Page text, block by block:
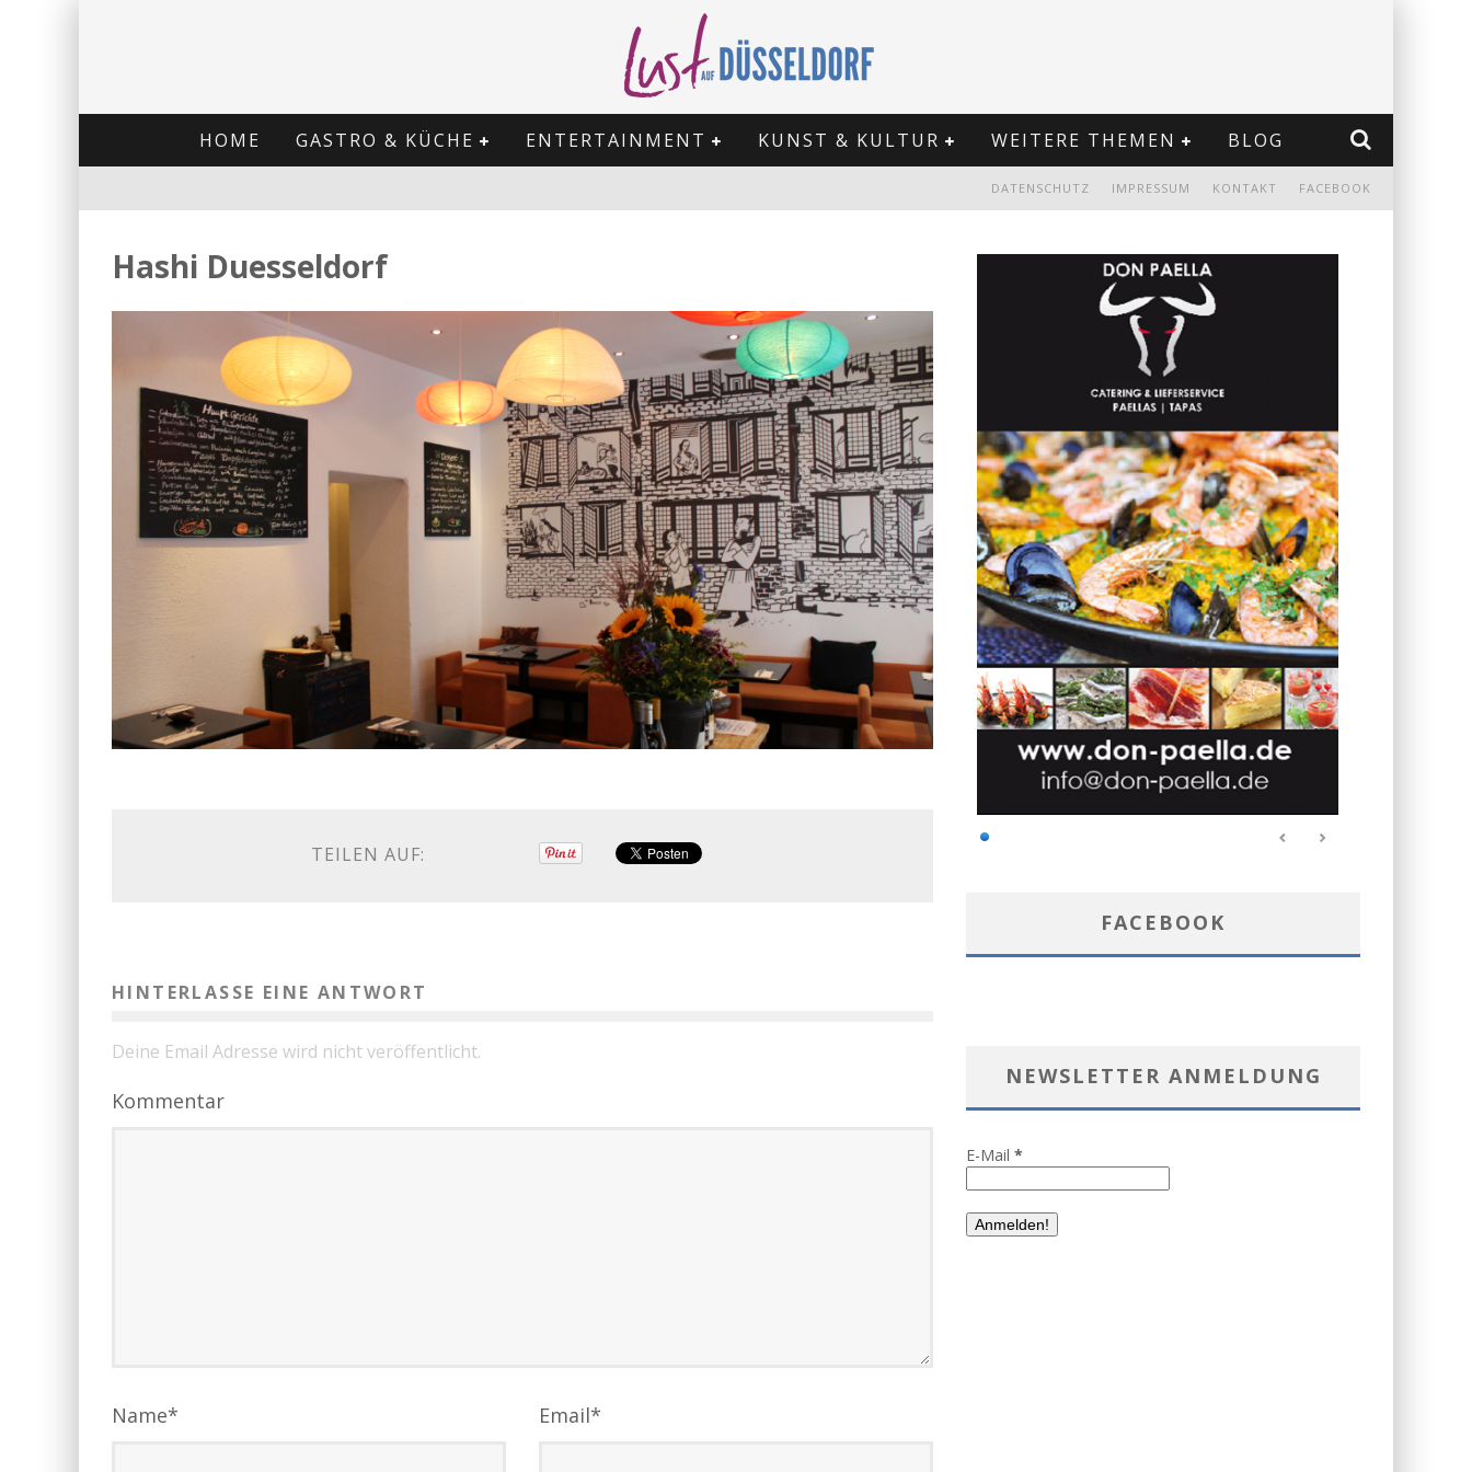
HOME GASTRO & KÜCHE ENTERTAINMENT KUNST & KULTUR WEITERE THEMEN BLOG
FACEBOOK
KONTAKT
IMPRESSUM
DATENSCHUTZ
Hashi Duesseldorf
TEILEN AUF:
HINTERLASSE EINE ANTWORT
Deine Email Adresse wird nicht veröffentlicht.
Kommentar
Name* Email*
FACEBOOK
NEWSLETTER ANMELDUNG
E-Mail *